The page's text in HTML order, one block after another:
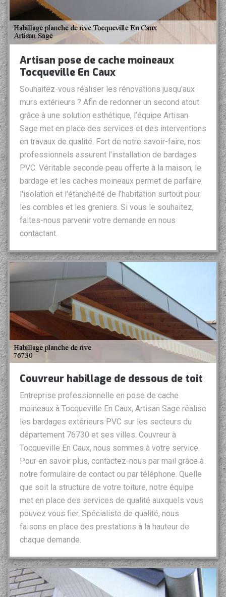
Artisan pose de cache moineaux
Tocqueville En Caux
Souhaitez-vous réaliser les rénovations jusqu'aux
murs extérieurs ? Afin de redonner un second atout
grâce à une solution esthétique, l’équipe Artisan
Sage met en place des services et des interventions
en travaux de qualité. Fort de notre savoir-faire, nos
professionnels assurent l'installation de bardages
PVC. Véritable seconde peau offerte à la maison, le
bardage et les caches moineaux permet de parfaire
l'isolation et l'étanchéité de l’habitation surtout pour
les combles et les greniers. Si vous le souhaitez,
faites-nous parvenir votre demande en nous
contactant.
Couvreur habillage de dessous de toit
Entreprise professionnelle en pose de cache
moineaux à Tocqueville En Caux, Artisan Sage réalise
les bardages extérieurs PVC sur les secteurs du
département 76730 et ses villes. Couvreur à
Tocqueville En Caux, nous sommes à votre service.
Pour en savoir plus, contactez-nous par mail grâce à
notre formulaire de contact ou par téléphone. Quelle
que soit la structure de votre toiture, notre équipe
met en place des services de qualité auxquels vous
pouvez vous fier. Spécialiste de qualité, nous
faisons en place des prestations à la hauteur de
chaque demande.